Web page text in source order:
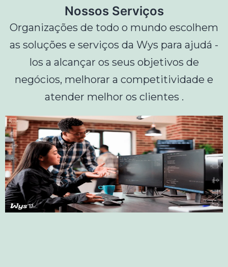
Nossos Serviços
Organizações de todo o mundo escolhem
as soluções e serviços da Wys para ajudá -
los a alcançar os seus objetivos de
negócios, melhorar a competitividade e
atender melhor os clientes .